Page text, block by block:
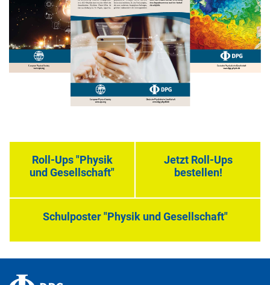
Roll-Ups "Physik
und Gesellschaft"
Jetzt Roll-Ups
bestellen!
Schulposter "Physik und Gesellschaft"